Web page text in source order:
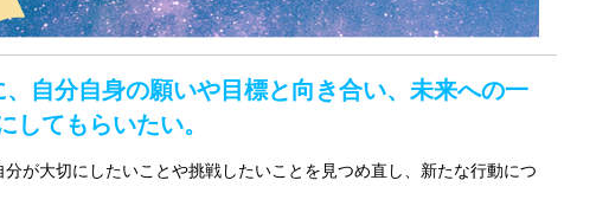
自分自身の願いや目標と向き合い、未来への一
してもらいたい。
が大切にしたいことや挑戦したいことを見つめ直し、新たな行動につ